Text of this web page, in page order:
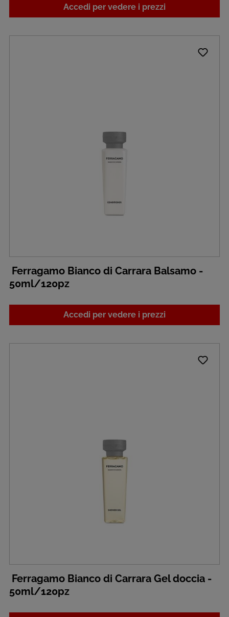
Accedi per vedere i prezzi
Ferragamo Bianco di Carrara Balsamo -
50ml/120pz
Accedi per vedere i prezzi
Ferragamo Bianco di Carrara Gel doccia -
50ml/120pz